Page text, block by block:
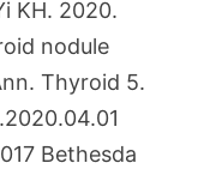
KH. 2020.
nodule
Thyroid 5.
Bethesda